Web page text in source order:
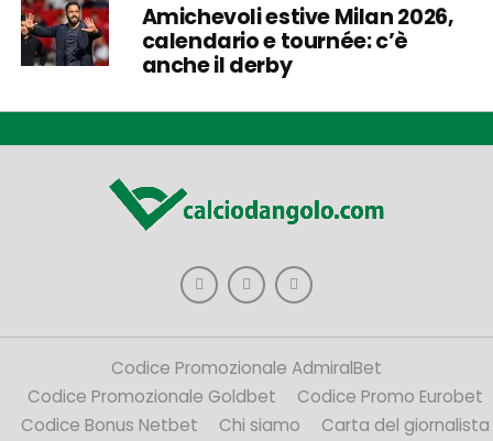
Amichevoli estive Milan 2026,
calendario e tournée: c’è
anche il derby
Codice Promozionale AdmiralBet
Codice Promozionale Goldbet
Codice Promo Eurobet
Codice Bonus Netbet
Chi siamo
Carta del giornalista